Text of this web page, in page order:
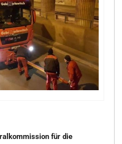
für die